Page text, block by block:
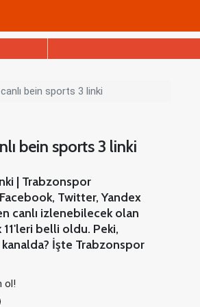
bein sports 3 linki
bein sports 3 linki
| Trabzonspor
Twitter, Yandex
canlı izlenebilecek olan
belli oldu. Peki,
İşte Trabzonspor
ol!